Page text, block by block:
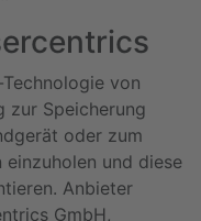
von
zur Speicherung
oder zum
und diese
Anbieter
GmbH,